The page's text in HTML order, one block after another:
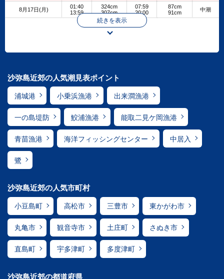
8月17日(月)
01:40
13:59
324cm
307cm
07:59
20:00
87cm
91cm
中潮
続きを表示
沙弥島近郊の人気潮見表ポイント
浦城港 小乗浜漁港 出来澗漁港
一の島堤防 鮫浦漁港 能取二見ケ岡漁港
青苗漁港 海洋フィッシングセンター 中居入
鷺
沙弥島近郊の人気市町村
小豆島町 高松市 三豊市 東かがわ市
丸亀市 観音寺市 土庄町 さぬき市
直島町 宇多津町 多度津町
沙弥島近郊の都道府県